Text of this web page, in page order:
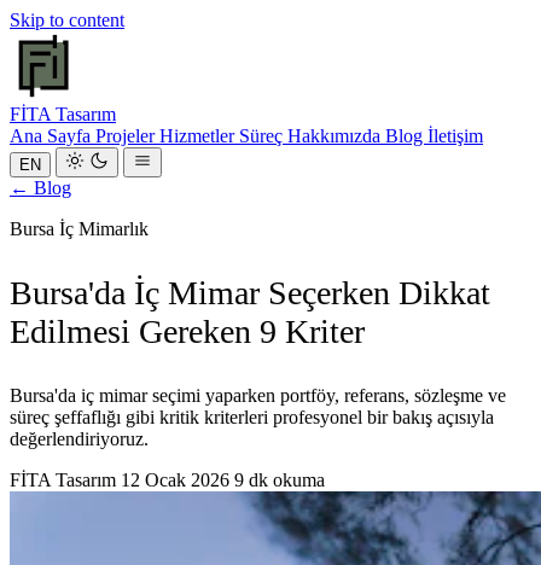
Skip to content
FİTA Tasarım
Ana Sayfa ProjelerHizmetler Süreç Hakkımızda Blog İletişim
EN
← Blog
Bursa İç Mimarlık
Bursa'da İç Mimar Seçerken Dikkat
Edilmesi Gereken 9 Kriter
Bursa'da iç mimar seçimi yaparken portföy, referans, sözleşme ve
süreç şeffaflığı gibi kritik kriterleri profesyonel bir bakış açısıyla
değerlendiriyoruz.
FİTA Tasarım 12 Ocak 2026 9 dk okuma